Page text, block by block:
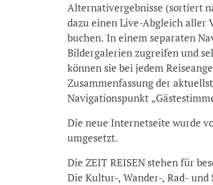
Alternativergebnisse (sortiert
dazu einen Live-Abgleich
buchen. In einem separaten
Bildergalerien zugreifen und
können sie bei jedem
Zusammenfassung der
Navigationspunkt
Die neue Internetseite wurde
umgesetzt.
Die ZEIT REISEN stehen für
Die Kultur-, Wander-, Rad-